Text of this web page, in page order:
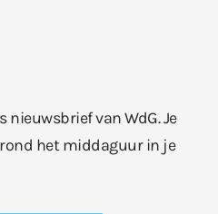
van WdG. Je
het middaguur in je